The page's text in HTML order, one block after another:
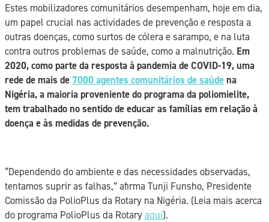
Estes mobilizadores comunitários desempenham, hoje em dia,
um papel crucial nas actividades de prevenção e resposta a
outras doenças, como surtos de cólera e sarampo, e na luta
contra outros problemas de saúde, como a malnutrição. Em
2020, como parte da resposta à pandemia de COVID-19, uma
rede de mais de 7000 agentes comunitários de saúdena
Nigéria, a maioria proveniente do programa da poliomielite,
tem trabalhado no sentido de educar as famílias em relação à
doença e às medidas de prevenção.
“Dependendo do ambiente e das necessidades observadas,
tentamos suprir as falhas,” afirma Tunji Funsho, Presidente
Comissão da PolioPlus da Rotary na Nigéria. (Leia mais acerca
do programa PolioPlus da Rotaryaqui).